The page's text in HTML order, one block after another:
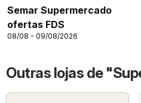
Semar Supermercado
ofertas FDS
08/08 - 09/08/2026
Outras lojas de